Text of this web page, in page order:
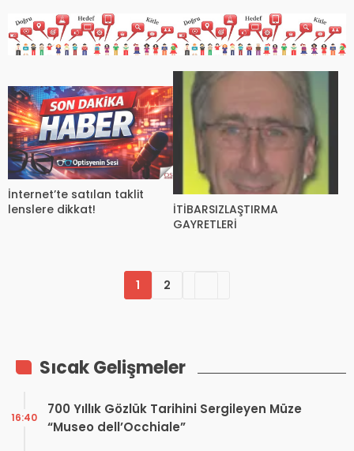
İnternet’te satılan taklit
lenslere dikkat!
İTİBARSIZLAŞTIRMA
GAYRETLERİ
1 2
Sıcak Gelişmeler
700 Yıllık Gözlük Tarihini Sergileyen Müze
“Museo dell’Occhiale”
16:40